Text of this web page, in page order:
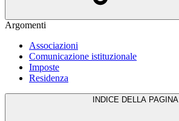
Argomenti
Associazioni
Comunicazione istituzionale
Imposte
Residenza
INDICE DELLA PAGINA